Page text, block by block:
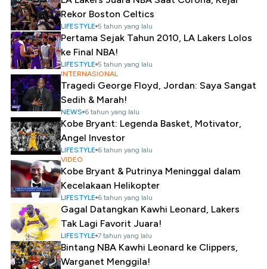
Rekor Boston Celtics
LIFESTYLE 5 tahun yang lalu
Pertama Sejak Tahun 2010, LA Lakers Lolos
ke Final NBA!
LIFESTYLE 5 tahun yang lalu
INTERNASIONAL
Tragedi George Floyd, Jordan: Saya Sangat
Sedih & Marah!
NEWS 6 tahun yang lalu
Kobe Bryant: Legenda Basket, Motivator,
Angel Investor
LIFESTYLE 6 tahun yang lalu
VIDEO
Kobe Bryant & Putrinya Meninggal dalam
Kecelakaan Helikopter
LIFESTYLE 6 tahun yang lalu
Gagal Datangkan Kawhi Leonard, Lakers
Tak Lagi Favorit Juara!
LIFESTYLE 7 tahun yang lalu
Bintang NBA Kawhi Leonard ke Clippers,
Warganet Menggila!